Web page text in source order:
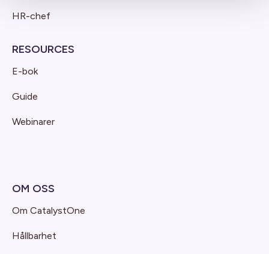
HR-chef
RESOURCES
E-bok
Guide
Webinarer
OM OSS
Om CatalystOne
Hållbarhet